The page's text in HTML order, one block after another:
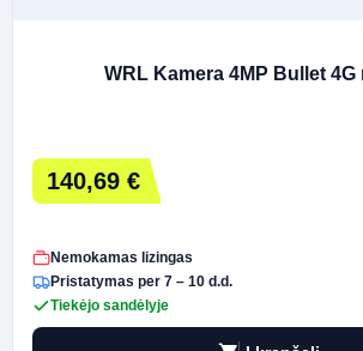
WRL Kamera 4MP Bullet
140,69 €
Nemokamas lizingas
Pristatymas per 7 – 10 d.d.
Tiekėjo sandėlyje